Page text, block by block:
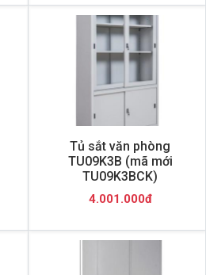
Tủ sắt văn phòng
TU09K3B (mã mới
TU09K3BCK)
4.001.000đ